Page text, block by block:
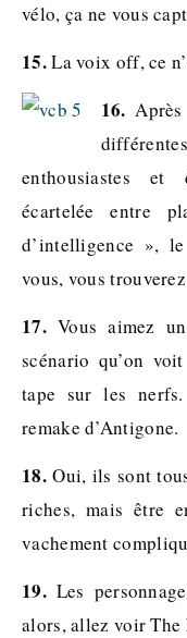
vélo, ça ne vous
15.La voix off, ce
16.
enthousiastes
écartelée entre
d’intelligence »,
vous, vous
17.Vous aimez
scénario qu’on
tape sur les
remake d’Antigone.
18.Oui, ils sont
riches, mais être
vachement
19.Les
alors, allez voir